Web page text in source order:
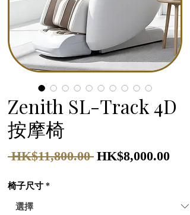
Zenith SL-Track 4D
按摩椅
HK$11,800.00 一
HK$8,000.00促
格
椅子尺寸 *